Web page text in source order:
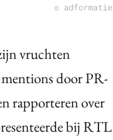
© adformatie
vruchten
door PR-
rapporteren over
bij RTL